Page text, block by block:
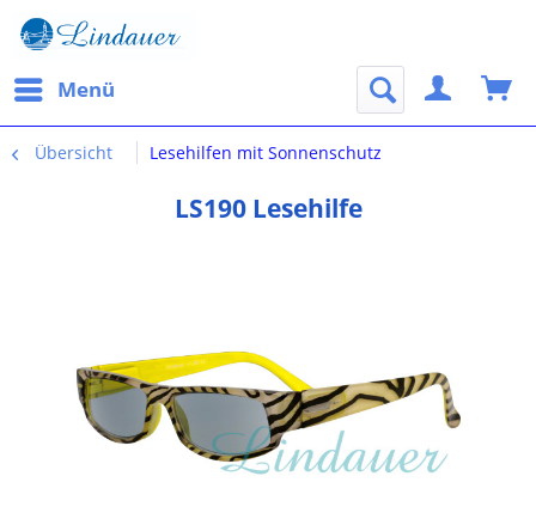
Menü
Übersicht Lesehilfen mit Sonnenschutz
LS190 Lesehilfe